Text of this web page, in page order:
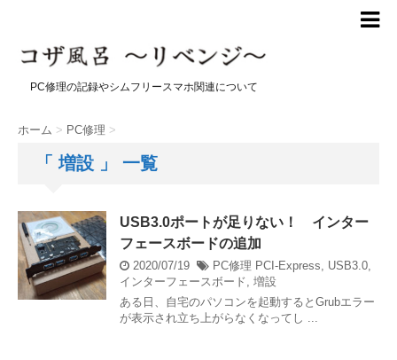
PC修理の記録やシムフリースマホ関連について
ホーム > PC修理 >
「 増設 」 一覧
USB3.0ポートが足りない！ インター
フェースボードの追加
2020/07/19 PC修理 PCI-Express, USB3.0,
インターフェースボード, 増設
ある日、自宅のパソコンを起動するとGrubエラー
が表示され立ち上がらなくなってし ...